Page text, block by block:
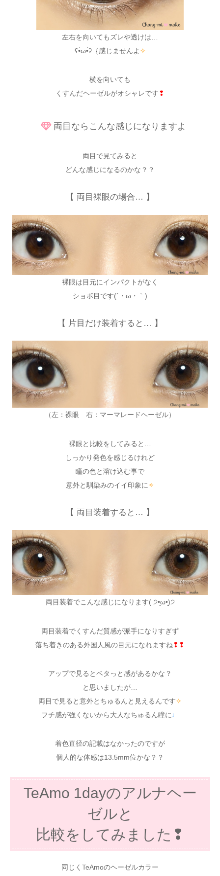
左右を向いてもズレや透けは…
ʕ•̀ω•́ʔ｛感じませんよ ✧
横を向いても
くすんだヘーゼルがオシャレです❢
両目ならこんな感じになりますよ
両目で見てみると
どんな感じになるのかな？？
【 両目裸眼の場合… 】
裸眼は目元にインパクトがなく
ショボ目です(´・ω・｀)
【 片目だけ装着すると… 】
（左：裸眼 右：マーマレードヘーゼル）
裸眼と比較をしてみると…
しっかり発色を感じるけれど
瞳の色と溶け込む事で
意外と馴染みのイイ印象に✧
【 両目装着すると… 】
両目装着でこんな感じになります( ੭•͈ω•͈)੭
両目装着でくすんだ質感が派手になりすぎず
落ち着きのある外国人風の目元になれますね❢❢
アップで見るとベタっと感があるかな？
と思いましたが…
両目で見ると意外とちゅるんと見えるんです✧
フチ感が強くないから大人なちゅるん瞳に♩
着色直径の記載はなかったのですが
個人的な体感は13.5mm位かな？？
TeAmo 1dayのアルナヘー
ゼルと
比較をしてみました❢
同じくTeAmoのヘーゼルカラー